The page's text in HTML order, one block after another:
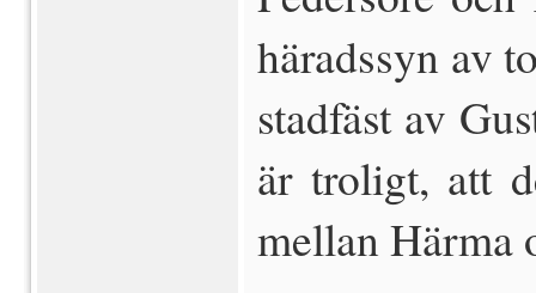
häradssyn av
stadfäst av
är troligt, att
mellan Härma